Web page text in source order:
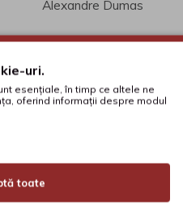
Alexandre Dumas
ADAUGĂ ÎN COŞ
uri.
esențiale, în timp ce altele ne
oferind informații despre modul
toate